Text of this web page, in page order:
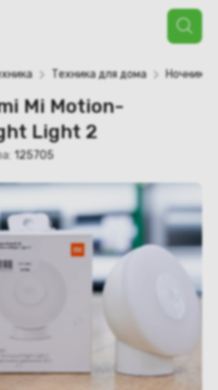
Поиск
товаров
Техника для дома Ночник
Mi Motion-
Light 2
125705